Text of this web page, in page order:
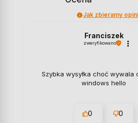
Jak zbieramy
Franciszek
zweryfikowano
Szybka wysyłka choć wywala
windows hello
0 0